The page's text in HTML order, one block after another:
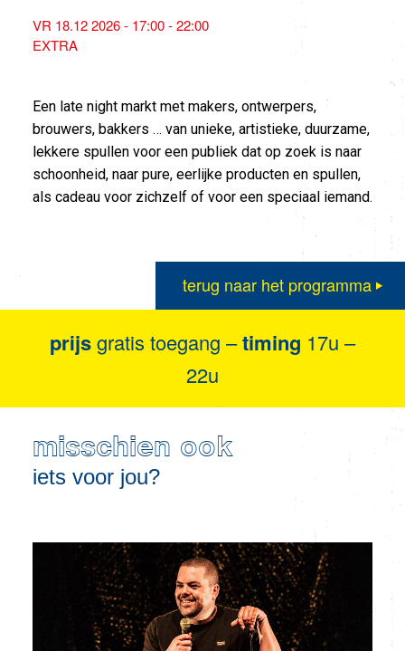
VR 18.12 2026 - 17:00 - 22:00
EXTRA
Een late night markt met makers, ontwerpers,
brouwers, bakkers … van unieke, artistieke, duurzame,
lekkere spullen voor een publiek dat op zoek is naar
schoonheid, naar pure, eerlijke producten en spullen,
als cadeau voor zichzelf of voor een speciaal iemand.
terug naar het programma
prijsgratis toegang –timing 17u –
22u
misschien ook
iets voor jou?